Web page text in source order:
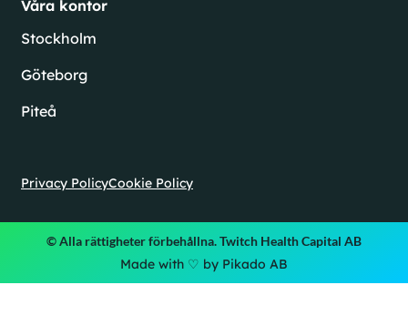
Våra kontor
Stockholm
Göteborg
Piteå
Privacy PolicyCookie Policy
© Alla rättigheter förbehållna. Twitch Health Capital AB
Made with ♡ by Pikado AB